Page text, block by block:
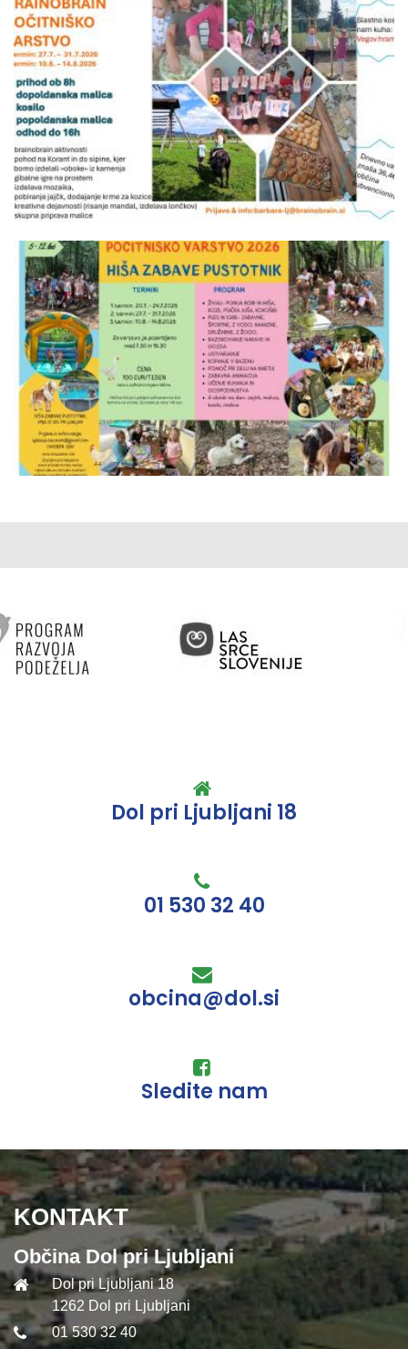
Dol pri Ljubljani 18
01 530 32 40
obcina@dol.si
Sledite nam
KONTAKT
Občina Dol pri Ljubljani
Dol pri Ljubljani 18
1262 Dol pri Ljubljani
01 530 32 40